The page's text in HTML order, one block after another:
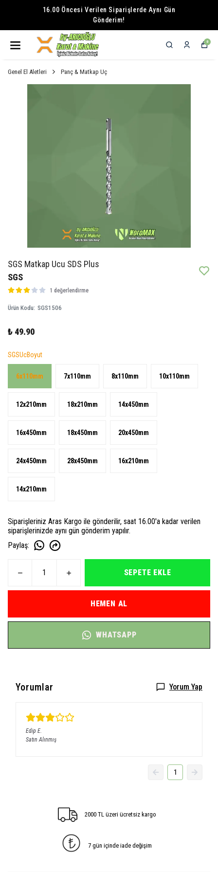
16.00 Öncesi Verilen Siparişlerde Aynı Gün
Gönderim!
0
Genel El Aletleri Panç & Matkap Uç
SGS Matkap Ucu SDS Plus
SGS
1 değerlendirme
Ürün Kodu: SGS1506
₺ 49.90
SGSUcBoyut
6x110mm 7x110mm 8x110mm 10x110mm
12x210mm 18x210mm 14x450mm
16x450mm 18x450mm 20x450mm
24x450mm 28x450mm 16x210mm
14x210mm
Siparişleriniz Aras Kargo ile gönderilir, saat 16.00'a kadar verilen
siparişlerinizde aynı gün gönderim yapılır.
Paylaş:
SEPETE EKLE
HEMEN AL
WHATSAPP
Yorumlar Yorum Yap
Edip E.
Satın Alınmış
1
2000 TL üzeri ücretsiz kargo
7 gün içinde iade değişim